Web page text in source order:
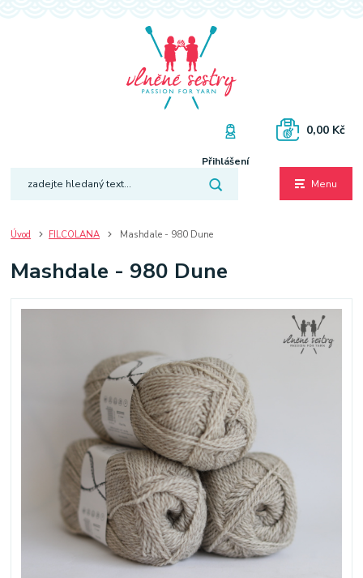
Menu
Přihlášení
0,00 Kč
Úvod FILCOLANA Mashdale - 980 Dune
Mashdale - 980 Dune